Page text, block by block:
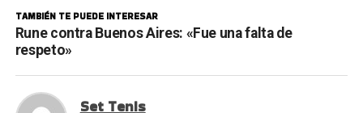
TAMBIÉN TE PUEDE INTERESAR
Rune contra Buenos Aires: «Fue una falta de
respeto»
Set Tenis